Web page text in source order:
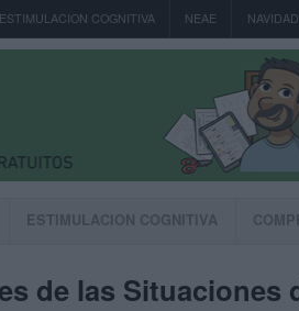
ESTIMULACION COGNITIVA NEAE NAVIDAD
ESTIMULACION COGNITIVA
de las Situaciones